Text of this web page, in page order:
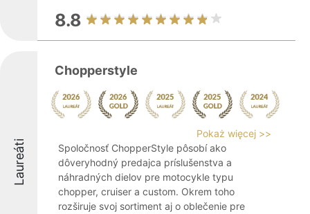
8.8
Laureáti
Chopperstyle
Pokaż więcej >>
Spoločnosť ChopperStyle pôsobí ako
dôveryhodný predajca príslušenstva a
náhradných dielov pre motocykle typu
chopper, cruiser a custom. Okrem toho
rozširuje svoj sortiment aj o oblečenie pre